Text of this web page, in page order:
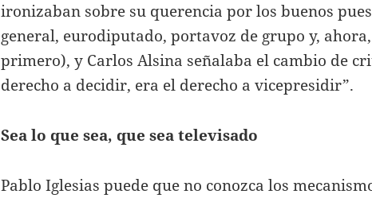
ironizaban sobre su querencia por los buenos
general, eurodiputado, portavoz de grupo y,
primero), y Carlos Alsina señalaba el cambio de
derecho a decidir, era el derecho a vicepresidir”.
Sea lo que sea, que sea televisado
Pablo Iglesias puede que no conozca los